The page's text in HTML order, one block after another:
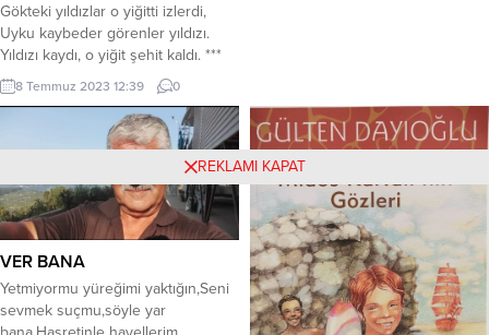
Gökteki yıldızlar o yiğitti izlerdi,
Uyku kaybeder görenler yıldızı.
Yıldızı kaydı, o yiğit şehit kaldı. ***
Sessizdi kalp alında vurulmuşun,
Sormamıştı parolayı kör kurşun
Parola tunç dağda kan renginde,
Küflü sefer tası kuru ekmeğinde. ***
Sefertası ana elinde, ayak çıplak,
Ayakkabısız ayaklar çıplaktı ayak,
Asmıştı...
8 Temmuz 2023 12:39 0
VER BANA
Yetmiyormu yüreğimi yaktığın,Seni
sevmek suçmu,söyle yar
REKLAMI KAPAT